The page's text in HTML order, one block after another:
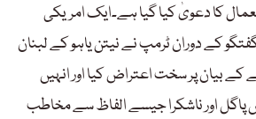
کا دعویٰ کیا گیا ہے۔ایک امریکی
کے دوران ٹرمپ نے نیتن یاہو کے لبنان
بیان پر سخت اعتراض کیا اور انہیں
پاگل اور ناشکرا جیسے الفاظ سے مخاطب